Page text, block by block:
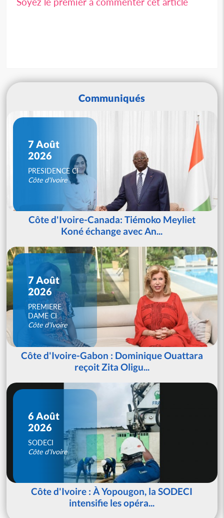
Communiqués
7 Août
2026
PRESIDENCE CI
Côte d'Ivoire
Côte d'Ivoire-Canada: Tiémoko Meyliet
Koné échange avec An...
7 Août
2026
PREMIERE
DAME CI
Côte d'Ivoire
Côte d'Ivoire-Gabon : Dominique Ouattara
reçoit Zita Oligu...
6 Août
2026
SODECI
Côte d'Ivoire
Côte d'Ivoire : À Yopougon, la SODECI
intensifie les opéra...